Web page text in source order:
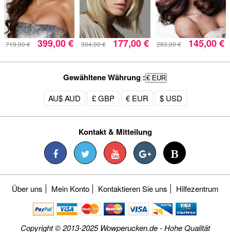
719,00 € 399,00 € 304,00 € 177,00 € 283,00 € 145,00 €
Gewähltene Währung : € EUR
AU$ AUD £ GBP € EUR $ USD
Kontakt & Mitteilung
Über uns Mein Konto Kontaktieren Sie uns Hilfezentrum
Copyright © 2013-2025 Wowperucken.de - Hohe Qualität